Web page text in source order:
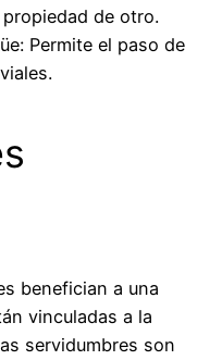
de otro.
Permite el paso de
benefician a una
vinculadas a la
servidumbres son